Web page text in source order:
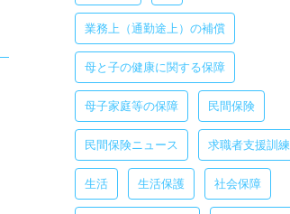
業務上（通勤途上）の補償
母と子の健康に関する保障
母子家庭等の保障 民間保険
民間保険ニュース 求職者支援訓練
生活 生活保護 社会保障